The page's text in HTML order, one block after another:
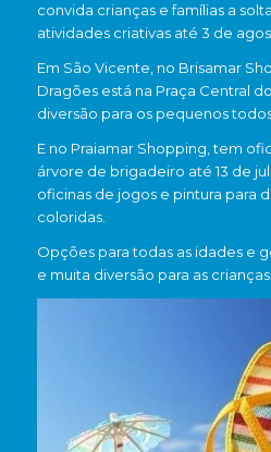
convida crianças e famílias a
atividades criativas até 3 de
Em São Vicente, no Brisamar
Dragões está na Praça Central
diversão para os pequenos todos
E no Praiamar Shopping, tem
árvore de brigadeiro até 13 de
oficinas de jogos e pintura para
coloridas.
Opções para todas as idades e
e muita diversão para as